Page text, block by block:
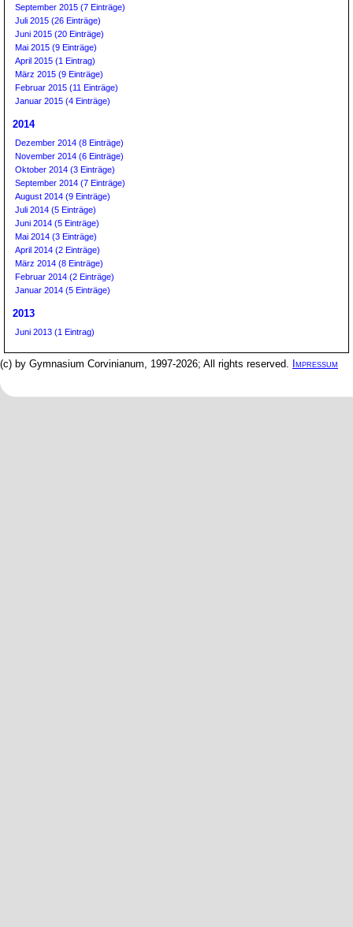
September 2015 (7 Einträge)
Juli 2015 (26 Einträge)
Juni 2015 (20 Einträge)
Mai 2015 (9 Einträge)
April 2015 (1 Eintrag)
März 2015 (9 Einträge)
Februar 2015 (11 Einträge)
Januar 2015 (4 Einträge)
2014
Dezember 2014 (8 Einträge)
November 2014 (6 Einträge)
Oktober 2014 (3 Einträge)
September 2014 (7 Einträge)
August 2014 (9 Einträge)
Juli 2014 (5 Einträge)
Juni 2014 (5 Einträge)
Mai 2014 (3 Einträge)
April 2014 (2 Einträge)
März 2014 (8 Einträge)
Februar 2014 (2 Einträge)
Januar 2014 (5 Einträge)
2013
Juni 2013 (1 Eintrag)
(c) by Gymnasium Corvinianum, 1997-2026; All rights reserved. Impressum